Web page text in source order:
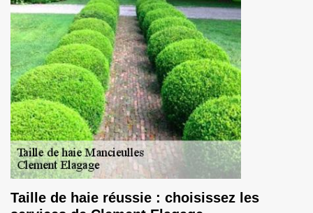
Taille de haie réussie : choisissez les